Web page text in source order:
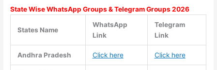
State Wise WhatsApp Groups & Telegram Groups 2026
States Name
WhatsApp
Link
Telegram
Link
Andhra Pradesh Click here Click here